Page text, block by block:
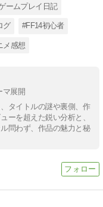
ームプレイ日記
グ #FF14初心者
メ感想
マ展開
タイトルの謎や裏側、作
ーを超えた鋭い分析と、
問わず、作品の魅力と秘